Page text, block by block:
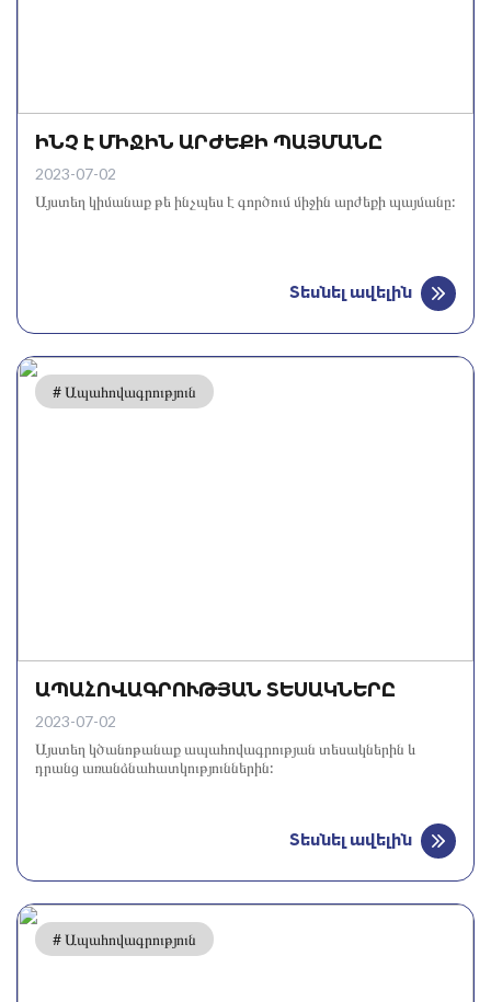
ԻՆՉ Է ՄԻՋԻՆ ԱՐԺԵՔԻ ՊԱՅՄԱՆԸ
2023-07-02
Այստեղ կիմանաք թե ինչպես է գործում միջին արժեքի պայմանը:
Տեսնել ավելին
# Ապահովագրություն
ԱՊԱՀՈՎԱԳՐՈՒԹՅԱՆ ՏԵՍԱԿՆԵՐԸ
2023-07-02
Այստեղ կծանոթանաք ապահովագրության տեսակներին և
դրանց առանձնահատկություններին:
Տեսնել ավելին
# Ապահովագրություն